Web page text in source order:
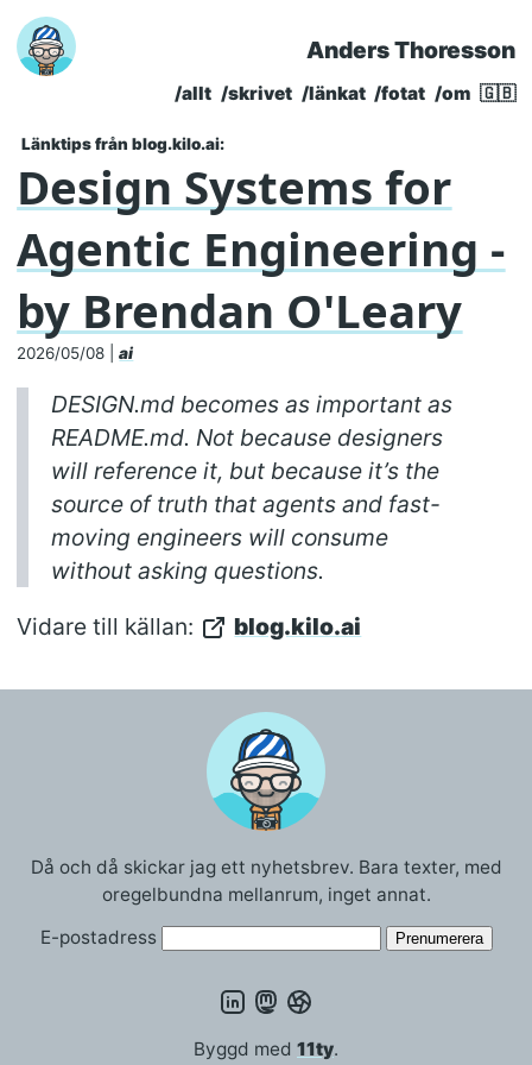
Skip to main content
Anders Thoresson
Top level
/allt /skrivet /länkat /fotat /om 🇬🇧
Länktips från blog.kilo.ai:
Design Systems for
Agentic Engineering -
by Brendan O'Leary
2026/05/08 |ai
DESIGN.md becomes as important as
README.md. Not because designers
will reference it, but because it’s the
source of truth that agents and fast-
moving engineers will consume
without asking questions.
Vidare till källan:
blog.kilo.ai
Då och då skickar jag ett nyhetsbrev. Bara texter, med
oregelbundna mellanrum, inget annat.
E-postadress
Byggd med 11ty.